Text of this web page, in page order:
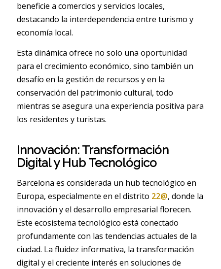
beneficie a comercios y servicios locales,
destacando la interdependencia entre turismo y
economía local.
Esta dinámica ofrece no solo una oportunidad
para el crecimiento económico, sino también un
desafío en la gestión de recursos y en la
conservación del patrimonio cultural, todo
mientras se asegura una experiencia positiva para
los residentes y turistas.
Innovación: Transformación
Digital y Hub Tecnológico
Barcelona es considerada un hub tecnológico en
Europa, especialmente en el distrito 22@, donde la
innovación y el desarrollo empresarial florecen.
Este ecosistema tecnológico está conectado
profundamente con las tendencias actuales de la
ciudad. La fluidez informativa, la transformación
digital y el creciente interés en soluciones de